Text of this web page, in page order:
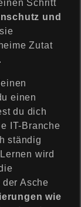
Schritt
und
Zutat
einen
du dich
IT-Branche
ständig
wird
Asche
wie